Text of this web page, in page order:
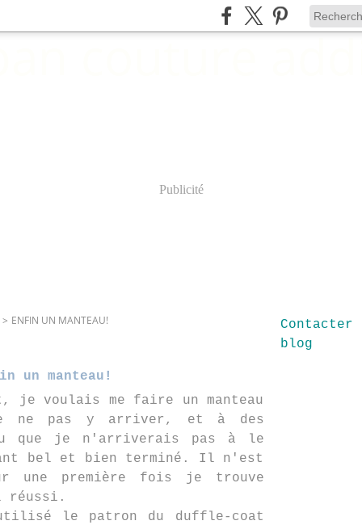
Publicité
> ENFIN UN MANTEAU!
un manteau!
je voulais me faire un manteau
ne pas y arriver, et à des
que je n'arriverais pas à le
bel et bien terminé. Il n'est
une première fois je trouve
réussi.
le patron du duffle-coat
blog